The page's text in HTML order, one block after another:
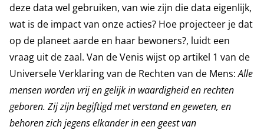
deze data wel gebruiken, van wie zijn die data eigenlijk,
wat is de impact van onze acties? Hoe projecteer je dat
op de planeet aarde en haar bewoners?, luidt een
vraag uit de zaal. Van de Venis wijst op artikel 1 van de
Universele Verklaring van de Rechten van de Mens:Alle
mensen worden vrij en gelijk in waardigheid en rechten
geboren. Zij zijn begiftigd met verstand en geweten, en
behoren zich jegens elkander in een geest van